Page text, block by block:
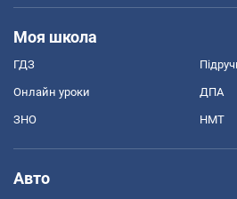
Моя школа
ГДЗ
Онлайн уроки ДПА
ЗНО НМТ
Авто